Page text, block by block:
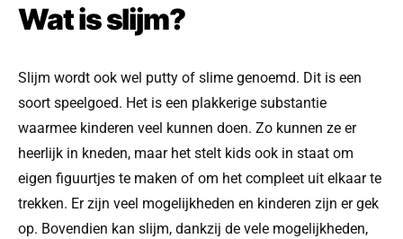
Wat is slijm?
Slijm wordt ook wel putty of slime genoemd. Dit is een
soort speelgoed. Het is een plakkerige substantie
waarmee kinderen veel kunnen doen. Zo kunnen ze er
heerlijk in kneden, maar het stelt kids ook in staat om
eigen figuurtjes te maken of om het compleet uit elkaar te
trekken. Er zijn veel mogelijkheden en kinderen zijn er gek
op. Bovendien kan slijm, dankzij de vele mogelijkheden,